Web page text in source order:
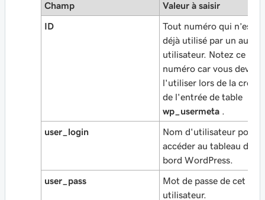
Champ
Valeur à saisir
ID
Tout numéro qui n’est
déjà utilisé par un autre
utilisateur. Notez ce
numéro car vous devrez
l'utiliser lors de la
de l'entrée de table
wp_usermeta
user_login
Nom d'utilisateur pour
accéder au tableau de
bord WordPress.
user_pass
Mot de passe de cet
utilisateur.